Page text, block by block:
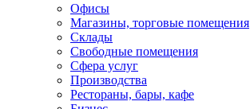
Офисы
Магазины, торговые помещения
Склады
Свободные помещения
Сфера услуг
Производства
Рестораны, бары, кафе